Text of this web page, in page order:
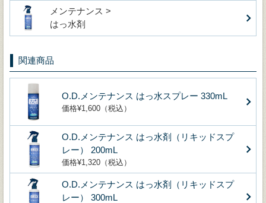
メンテナンス >
はっ水剤
関連商品
O.D.メンテナンス はっ水スプレー 330mL
価格¥1,600（税込）
O.D.メンテナンス はっ水剤（リキッドスプ
レー） 200mL
価格¥1,320（税込）
O.D.メンテナンス はっ水剤（リキッドスプ
レー） 300mL